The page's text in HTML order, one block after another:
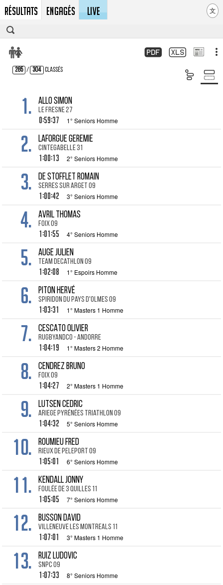
Résultats Engagés LIVE 文
285 / 304 Classés
1. ALLO Simon
Le Fresne 27
0:59:37 1° Seniors Homme
2. LAFORGUE Geremie
Cintegabelle 31
1:00:13 2° Seniors Homme
3. DE STOFFLET Romain
Serres sur Arget 09
1:00:42 3° Seniors Homme
4. AVRIL Thomas
Foix 09
1:01:55 4° Seniors Homme
5. AUGE Julien
Team Decathlon 09
1:02:08 1° Espoirs Homme
6. PITON Hervé
Spiridon du Pays d'Olmes 09
1:03:31 1° Masters 1 Homme
7. CESCATO Olivier
RugbyAndCo - Andorre
1:04:19 1° Masters 2 Homme
8. CENDREZ Bruno
Foix 09
1:04:27 2° Masters 1 Homme
9. LUTSEN Cedric
Ariege Pyrénées Triathlon 09
1:04:32 5° Seniors Homme
10. ROUMIEU Fred
Rieux de Peleport 09
1:05:01 6° Seniors Homme
11. KENDALL Jonny
Foulée de 3 Quilles 11
1:05:05 7° Seniors Homme
12. BUSSON David
Villeneuve les Montreals 11
1:07:01 3° Masters 1 Homme
13. RUIZ Ludovic
SNPC 09
1:07:33 8° Seniors Homme